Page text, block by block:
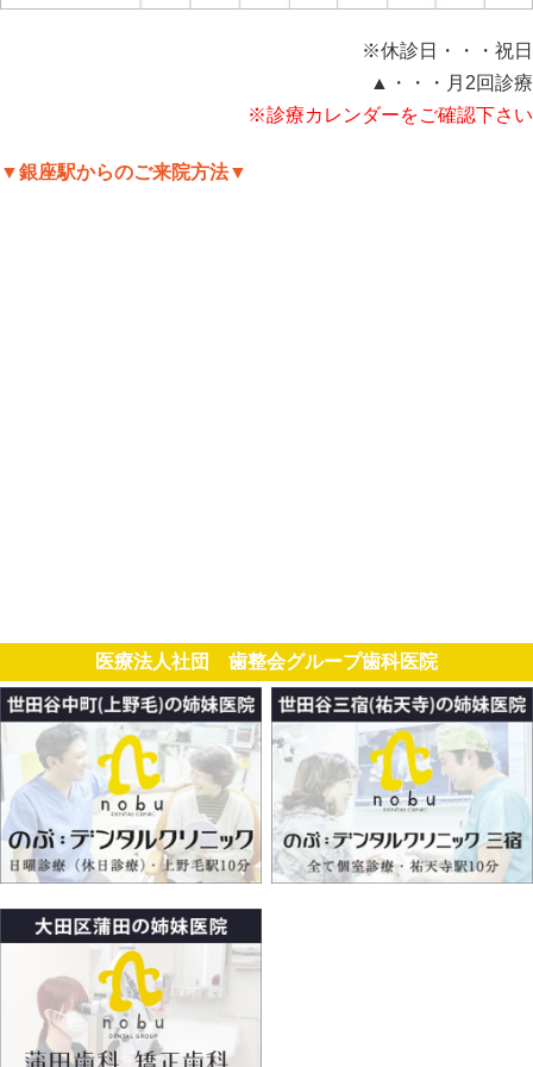
※休診日・・・祝日
▲・・・月2回診療
※診療カレンダーをご確認下さい
▼銀座駅からのご来院方法▼
医療法人社団 歯整会グループ歯科医院